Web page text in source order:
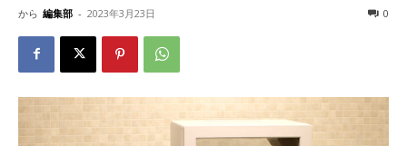
から 編集部 - 2023年3月23日 0